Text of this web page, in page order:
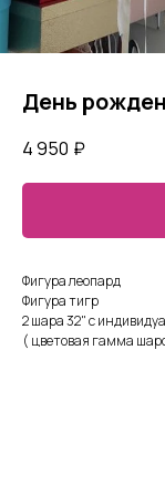
День
4 950 ₽
Фигура леопард
Фигура тигр
2 шара 32" с
( цветовая гамма